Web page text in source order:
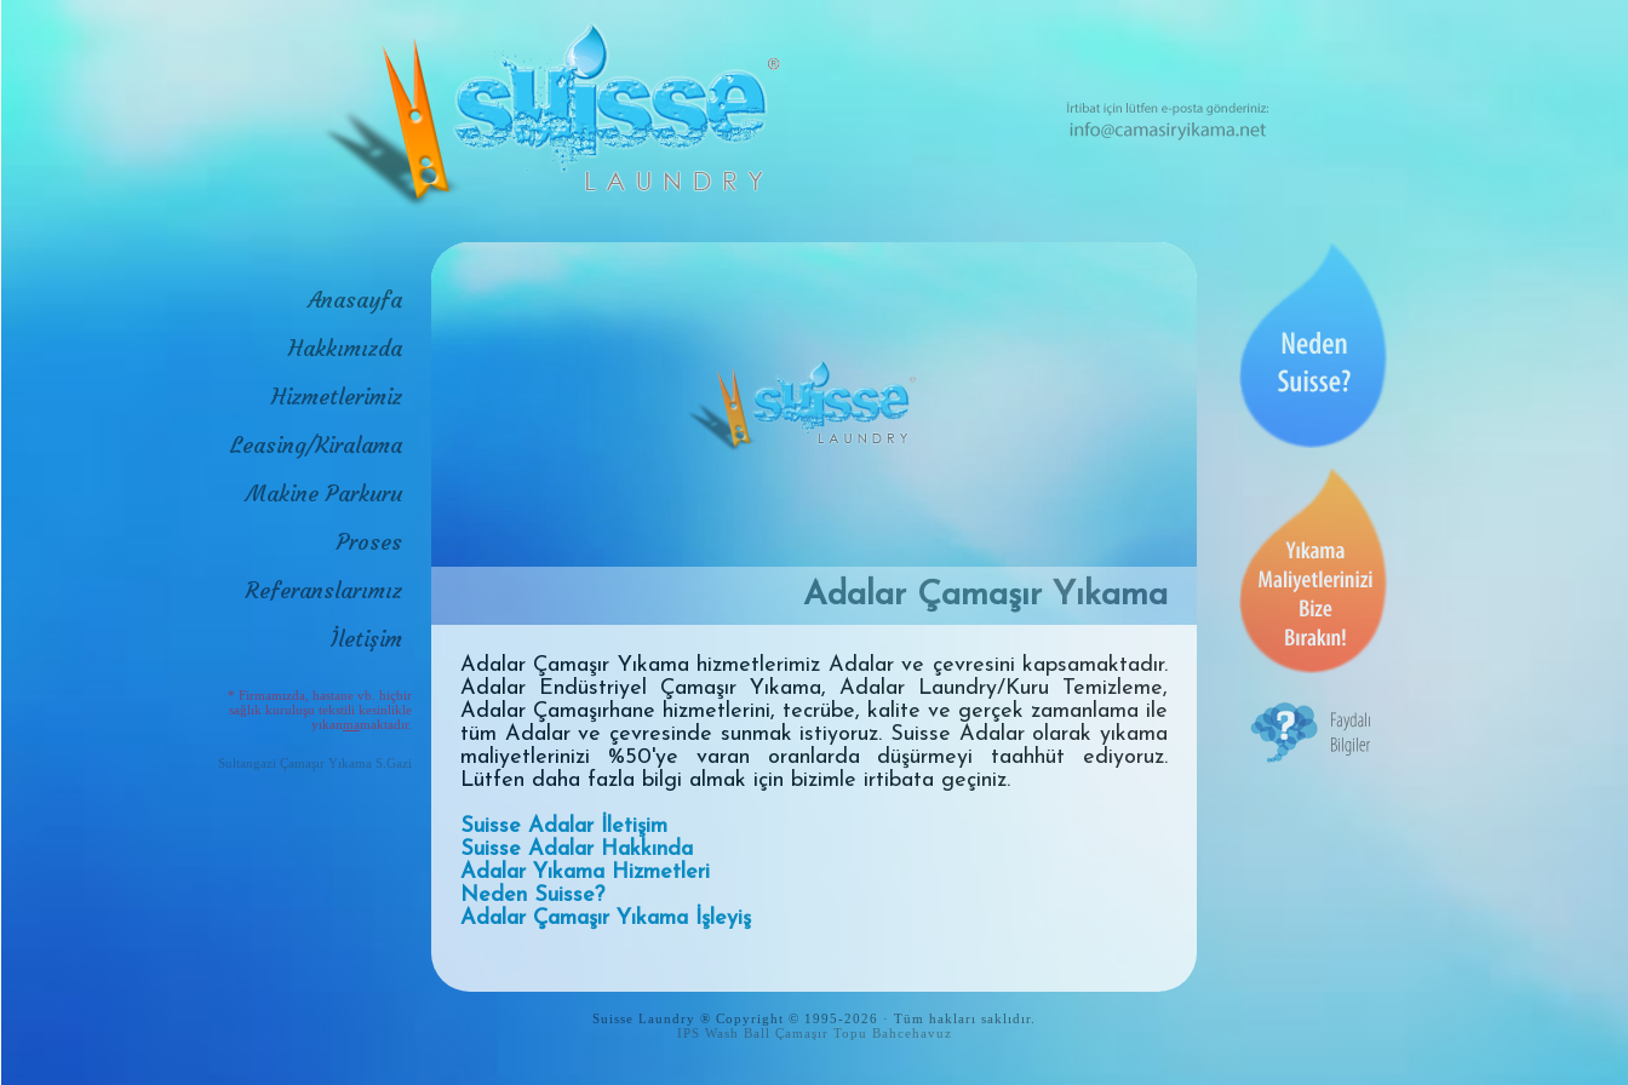
Anasayfa
Hakkımızda
Hizmetlerimiz
Leasing/Kiralama
Makine Parkuru
Proses
Referanslarımız
İletişim
* Firmamızda, hastane vb. hiçbir
sağlık kuruluşu tekstili kesinlikle
yıkanmamaktadır.
Sultangazi Çamaşır Yıkama S.Gazi
Adalar Çamaşır Yıkama
Adalar Çamaşır Yıkama hizmetlerimiz Adalar ve çevresini kapsamaktadır.
Adalar Endüstriyel Çamaşır Yıkama, Adalar Laundry/Kuru Temizleme,
Adalar Çamaşırhane hizmetlerini, tecrübe, kalite ve gerçek zamanlama ile
tüm Adalar ve çevresinde sunmak istiyoruz. Suisse Adalar olarak yıkama
maliyetlerinizi %50'ye varan oranlarda düşürmeyi taahhüt ediyoruz.
Lütfen daha fazla bilgi almak için bizimle irtibata geçiniz.
Suisse Adalar İletişim
Suisse Adalar Hakkında
Adalar Yıkama Hizmetleri
Neden Suisse?
Adalar Çamaşır Yıkama İşleyiş
Suisse Laundry ® Copyright © 1995-2026 · Tüm hakları saklıdır.
IPS Wash Ball Çamaşır Topu Bahcehavuz